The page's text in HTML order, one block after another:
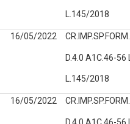
L.145/2018
16/05/2022
D.4.0 A1C.46-
L.145/2018
16/05/2022
D.4.0 A1C.46-